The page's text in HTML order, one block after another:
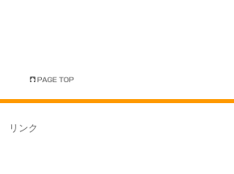
リンク